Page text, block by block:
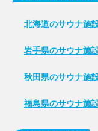
北海道のサウナ施
岩手県のサウナ施
秋田県のサウナ施
福島県のサウナ施